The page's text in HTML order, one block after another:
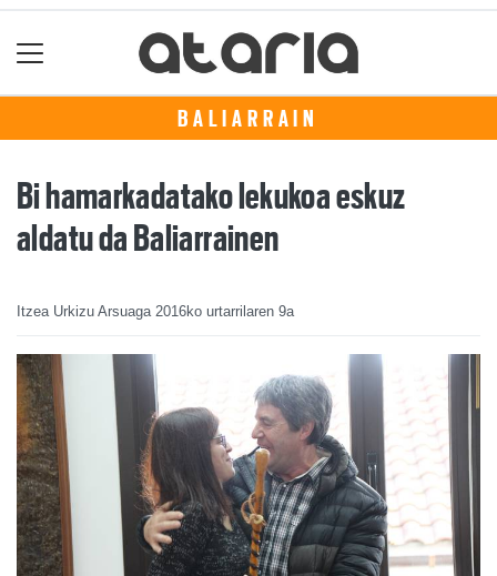
BALIARRAIN
Bi hamarkadatako lekukoa eskuz
aldatu da Baliarrainen
Itzea Urkizu Arsuaga 2016ko urtarrilaren 9a